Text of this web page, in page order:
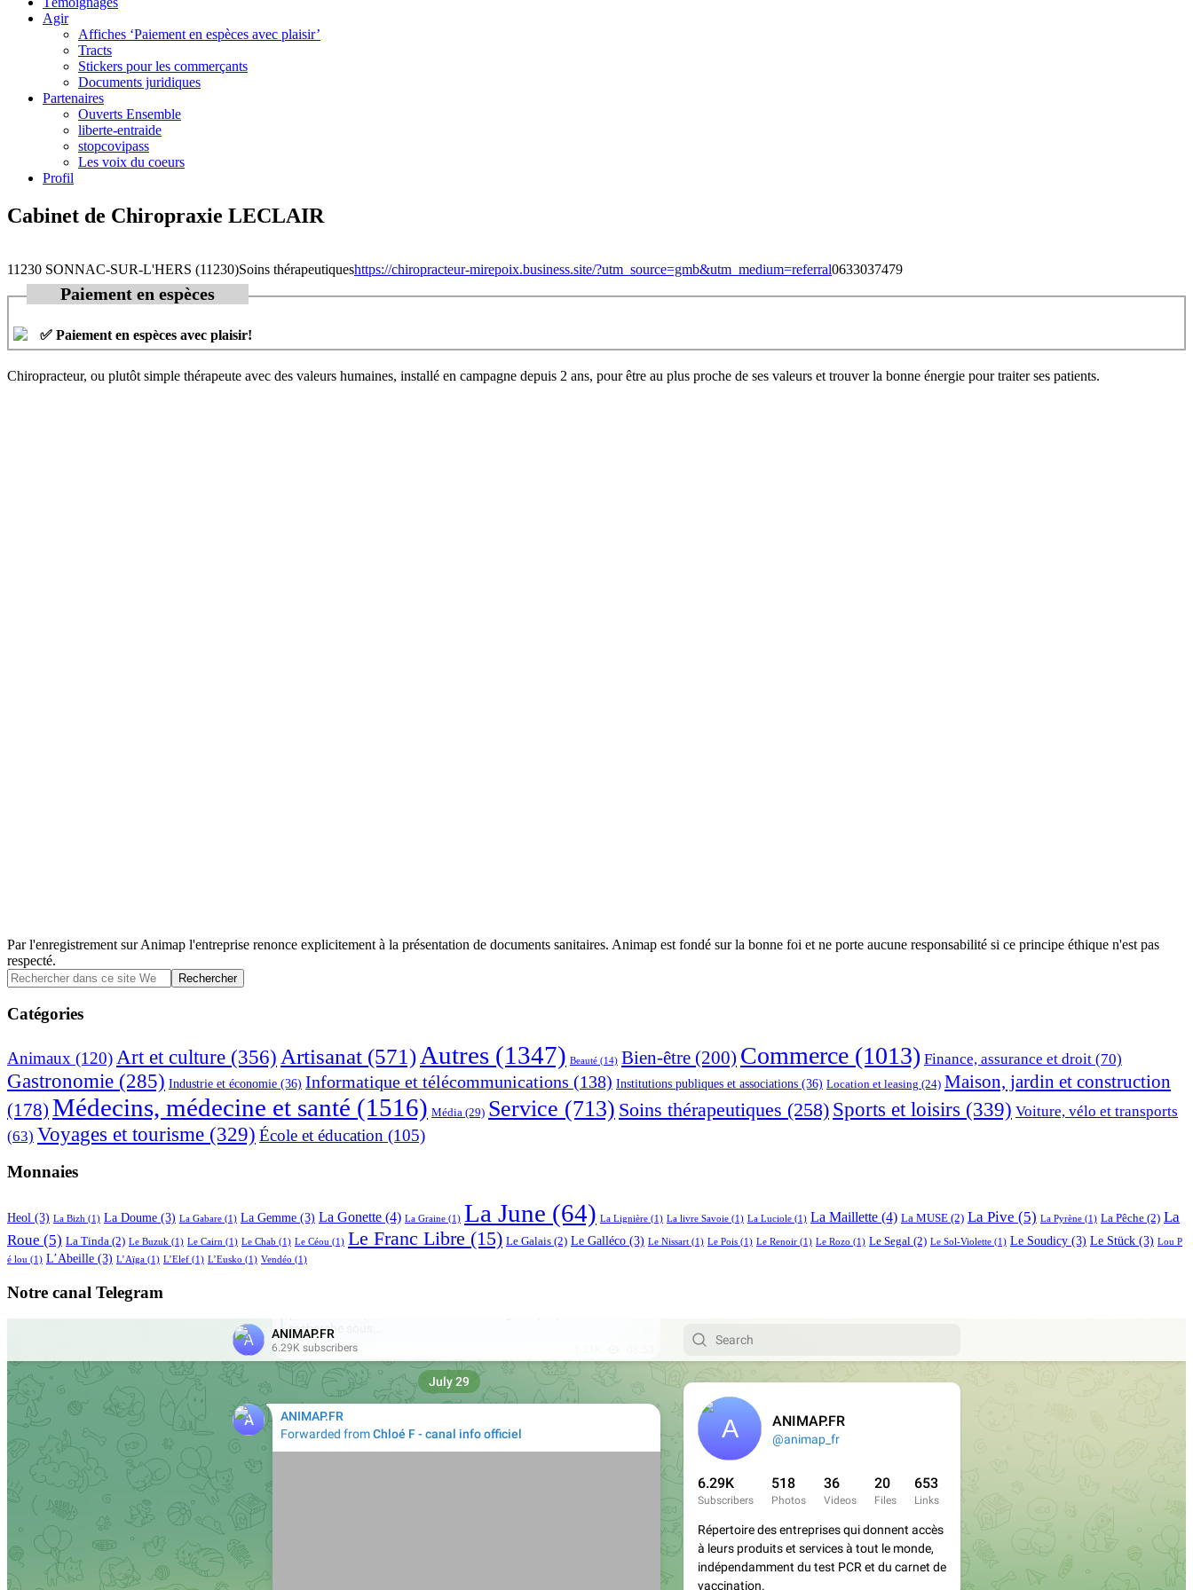
Agir
Affiches ‘Paiement en espèces avec plaisir’
Tracts
Stickers pour les commerçants
Documents juridiques
Partenaires
Ouverts Ensemble
liberte-entraide
stopcovipass
Les voix du coeurs
Profil
Cabinet de Chiropraxie LECLAIR
11230 SONNAC-SUR-L'HERS (11230)Soins thérapeutiqueshttps://chiropracteur-mirepoix.business.site/?utm_source=gmb&utm_medium=referral0633037479
Paiement en espèces
✅ Paiement en espèces avec plaisir!
Chiropracteur, ou plutôt simple thérapeute avec des valeurs humaines, installé en campagne depuis 2 ans, pour être au plus proche de ses valeurs et trouver la bonne énergie pour traiter ses patients.
Par l'enregistrement sur Animap l'entreprise renonce explicitement à la présentation de documents sanitaires. Animap est fondé sur la bonne foi et ne porte aucune responsabilité si ce principe éthique n'est pas
respecté.
Barre
latérale
principale
Rechercher
dans
ce
site
Catégories
Animaux (120) Art et culture (356) Artisanat (571) Autres (1347) Beauté (14) Bien-être (200) Commerce (1013) Finance, assurance et droit (70)
Gastronomie (285) Industrie et économie (36) Informatique et télécommunications (138) Institutions publiques et associations (36) Location et leasing (24) Maison, jardin et construction
(178) Médecins, médecine et santé (1516) Média (29) Service (713) Soins thérapeutiques (258) Sports et loisirs (339) Voiture, vélo et transports
(63) Voyages et tourisme (329) École et éducation (105)
Monnaies
Heol (3) La Bizh (1) La Doume (3) La Gabare (1) La Gemme (3) La Gonette (4) La Graine (1) La June (64) La Lignière (1) La livre Savoie (1) La Luciole (1) La Maillette (4) La MUSE (2) La Pive (5) La Pyrène (1) La Pêche (2) La
Roue (5) La Tinda (2) Le Buzuk (1) Le Cairn (1) Le Chab (1) Le Céou (1) Le Franc Libre (15) Le Galais (2) Le Galléco (3) Le Nissart (1) Le Pois (1) Le Renoir (1) Le Rozo (1) Le Segal (2) Le Sol-Violette (1) Le Soudicy (3) Le Stück (3) Lou P
é lou (1) L’Abeille (3) L’Aïga (1) L’Elef (1) L’Eusko (1) Vendéo (1)
Notre canal Telegram